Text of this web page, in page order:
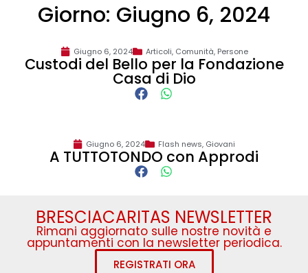
Giorno: Giugno 6, 2024
Giugno 6, 2024 Articoli, Comunità, Persone
Custodi del Bello per la Fondazione
Casa di Dio
Giugno 6, 2024 Flash news, Giovani
A TUTTOTONDO con Approdi
BRESCIACARITAS NEWSLETTER
Rimani aggiornato sulle nostre novità e
appuntamenti con la newsletter periodica.
REGISTRATI ORA